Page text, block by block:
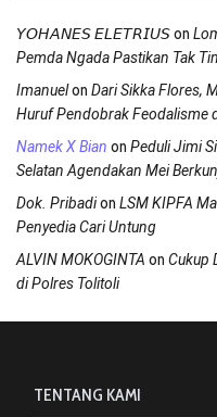
𝘠𝘖𝘏𝘈𝘕𝘌𝘚 𝘌𝘓𝘌𝘛𝘙𝘐𝘜𝘚on
Pemda Ngada Pastikan Tak
Imanuelon Dari Sikka Flores,
Huruf Pendobrak Feodalisme
Namek X Bian on Peduli Jimi
Selatan Agendakan Mei
Dok. Pribadion LSM KIPFA
Penyedia Cari Untung
ALVIN MOKOGINTA on Cukup
di Polres Tolitoli
TENTANG KAMI